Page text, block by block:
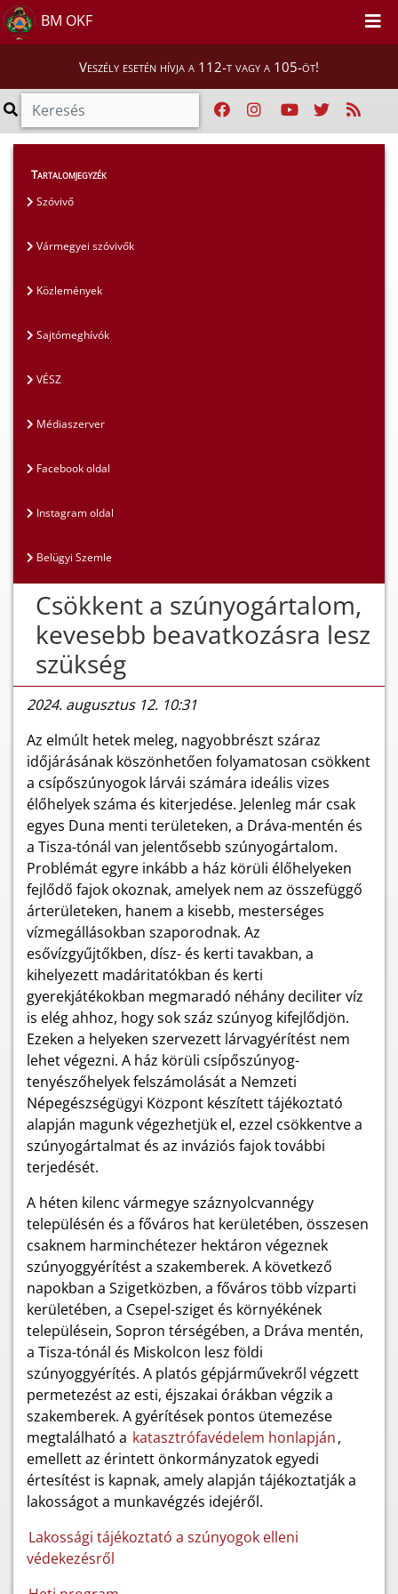
BM OKF
Veszély esetén hívja a 112-t vagy a 105-öt!
Magunkról
Tartalomjegyzék
Szóvivő
Vármegyei szóvivők
Közlemények
Sajtómeghívók
VÉSZ
Médiaszerver
Facebook oldal
Instagram oldal
Belügyi Szemle
Csökkent a szúnyogártalom,
kevesebb beavatkozásra lesz
szükség
2024. augusztus 12. 10:31
Az elmúlt hetek meleg, nagyobbrészt száraz
időjárásának köszönhetően folyamatosan csökkent
a csípőszúnyogok lárvái számára ideális vizes
élőhelyek száma és kiterjedése. Jelenleg már csak
egyes Duna menti területeken, a Dráva-mentén és
a Tisza-tónál van jelentősebb szúnyogártalom.
Problémát egyre inkább a ház körüli élőhelyeken
fejlődő fajok okoznak, amelyek nem az összefüggő
árterületeken, hanem a kisebb, mesterséges
vízmegállásokban szaporodnak. Az
esővízgyűjtőkben, dísz- és kerti tavakban, a
kihelyezett madáritatókban és kerti
gyerekjátékokban megmaradó néhány deciliter víz
is elég ahhoz, hogy sok száz szúnyog kifejlődjön.
Ezeken a helyeken szervezett lárvagyérítést nem
lehet végezni. A ház körüli csípőszúnyog-
tenyészőhelyek felszámolását a Nemzeti
Népegészségügyi Központ készített tájékoztató
alapján magunk végezhetjük el, ezzel csökkentve a
szúnyogártalmat és az inváziós fajok további
terjedését.
A héten kilenc vármegye száznyolcvannégy
településén és a főváros hat kerületében, összesen
csaknem harminchétezer hektáron végeznek
szúnyoggyérítést a szakemberek. A következő
napokban a Szigetközben, a főváros több vízparti
kerületében, a Csepel-sziget és környékének
településein, Sopron térségében, a Dráva mentén,
a Tisza-tónál és Miskolcon lesz földi
szúnyoggyérítés. A platós gépjárművekről végzett
permetezést az esti, éjszakai órákban végzik a
szakemberek. A gyérítések pontos ütemezése
megtalálható a katasztrófavédelem honlapján,
emellett az érintett önkormányzatok egyedi
értesítést is kapnak, amely alapján tájékoztatják a
lakosságot a munkavégzés idejéről.
Lakossági tájékoztató a szúnyogok elleni
védekezésről